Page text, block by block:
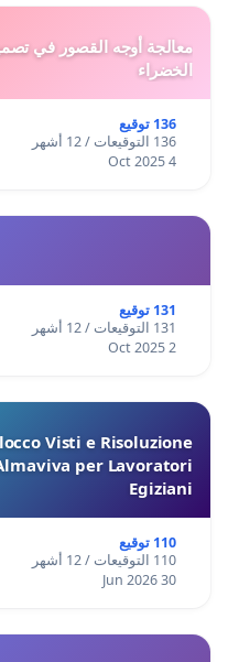
معالجة أوجه القصور في
الخضراء
136 توقيع
136 التوقيعات / 12 أشهر
4 Oct 2025
131 توقيع
131 التوقيعات / 12 أشهر
2 Oct 2025
Visti e Risoluzione
per Lavoratori
Egiziani
110 توقيع
110 التوقيعات / 12 أشهر
30 Jun 2026